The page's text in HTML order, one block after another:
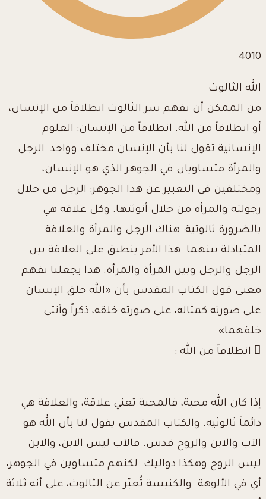
4010
الله الثالوث
من الممكن أن نفهم سر الثالوث انطلاقاً من الإنسان،
أو انطلاقاً من الله. انطلاقاً من الإنسان: العلوم
الإنسانية تقول لنا بأن الإنسان مختلف وواحد: الرجل
والمرأة متساويان في الجوهر الذي هو الإنسان،
ومختلفين في التعبير عن هذا الجوهر: الرجل من خلال
رجولته والمرأة من خلال أنوثتها. وكل علاقة هي
بالضرورة ثالوثية: هناك الرجل والمرأة والعلاقة
المتبادلة بينهما. هذا الأمر ينطبق على العلاقة بين
الرجل والرجل وبين المرأة والمرأة. هذا يجعلنا نفهم
معنى قول الكتاب المقدس بأن «الله خلق الإنسان
على صورته كمثاله، على صورته خلقه، ذكراً وأنثى
خلقهما».
 انطلاقاً من الله :
إذا كان الله محبة، فالمحبة تعني علاقة، والعلاقة هي
دائماً ثالوثية. والكتاب المقدس يقول لنا بأن الله هو
الآب والابن والروح قدس. فالآب ليس الابن، والابن
ليس الروح وهكذا دواليك. لكنهم متساوين في الجوهر،
أي في الألوهة. والكنيسة تُعبّر عن الثالوث، على أنه ثلاثة